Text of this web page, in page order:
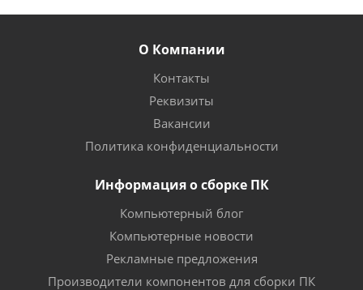
О Компании
Контакты
Реквизиты
Вакансии
Политика конфиденциальности
Информация о сборке ПК
Компьютерный блог
Компьютерные новости
Рекламные предложения
Производители компонентов для сборки ПК